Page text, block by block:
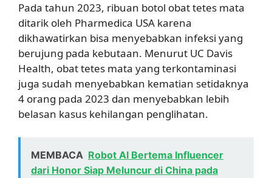
Pada tahun 2023, ribuan botol obat tetes mata
ditarik oleh Pharmedica USA karena
dikhawatirkan bisa menyebabkan infeksi yang
berujung pada kebutaan. Menurut UC Davis
Health, obat tetes mata yang terkontaminasi
juga sudah menyebabkan kematian setidaknya
4 orang pada 2023 dan menyebabkan lebih
belasan kasus kehilangan penglihatan.
MEMBACA Robot AI Bertema Influencer
dari Honor Siap Meluncur di China pada